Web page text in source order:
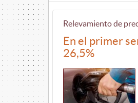
Relevamiento de
En el primer
26,5%